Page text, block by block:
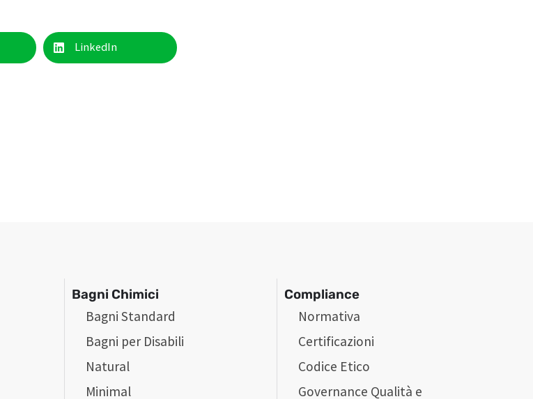
LinkedIn
Bagni Chimici
Bagni Standard
Bagni per Disabili
Natural
Minimal
Compliance
Normativa
Certificazioni
Codice Etico
Governance Qualità e